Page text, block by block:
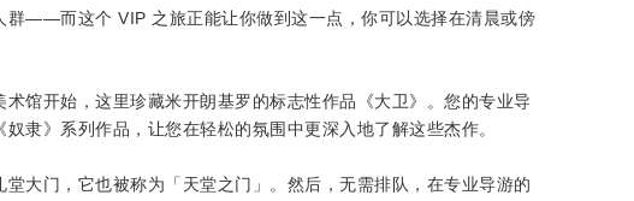
群——而这个 VIP 之旅正能让你做到这一点，你可以选择在清晨或傍
馆开始，这里珍藏米开朗基罗的标志性作品《大卫》。您的专业导
隶》系列作品，让您在轻松的氛围中更深入地了解这些杰作。
大门，它也被称为「天堂之门」。然后，无需排队，在专业导游的